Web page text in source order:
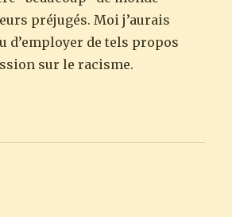
préjugés. Moi j’aurais
d’employer de tels propos
sur le racisme.